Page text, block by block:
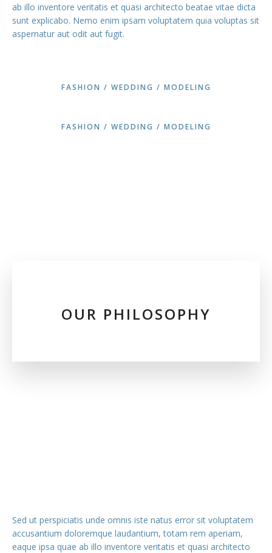
ab illo inventore veritatis et quasi architecto beatae vitae dicta
sunt explicabo. Nemo enim ipsam voluptatem quia voluptas sit
aspernatur aut odit aut fugit.
FASHION / WEDDING / MODELING
FASHION / WEDDING / MODELING
OUR PHILOSOPHY
Sed ut perspiciatis unde omnis iste natus error sit voluptatem
accusantium doloremque laudantium, totam rem aperiam,
eaque ipsa quae ab illo inventore veritatis et quasi architecto